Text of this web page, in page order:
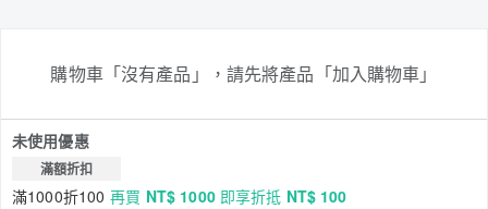
購物車「沒有產品」，請先將產品「加入購物車」
未使用優惠
滿額折扣
滿1000折100 再買 NT$ 1000即享折抵 NT$ 100